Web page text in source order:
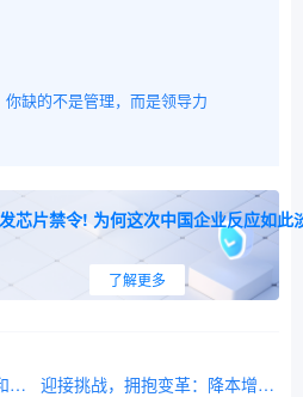
缺的不是管理，而是领导力
芯片禁令! 为何这次中国企业反应如此
了解更多
一文说清项目经理岗位职责和要求
迎接挑战，拥抱变革：降本增效引领未来企业发展新潮流